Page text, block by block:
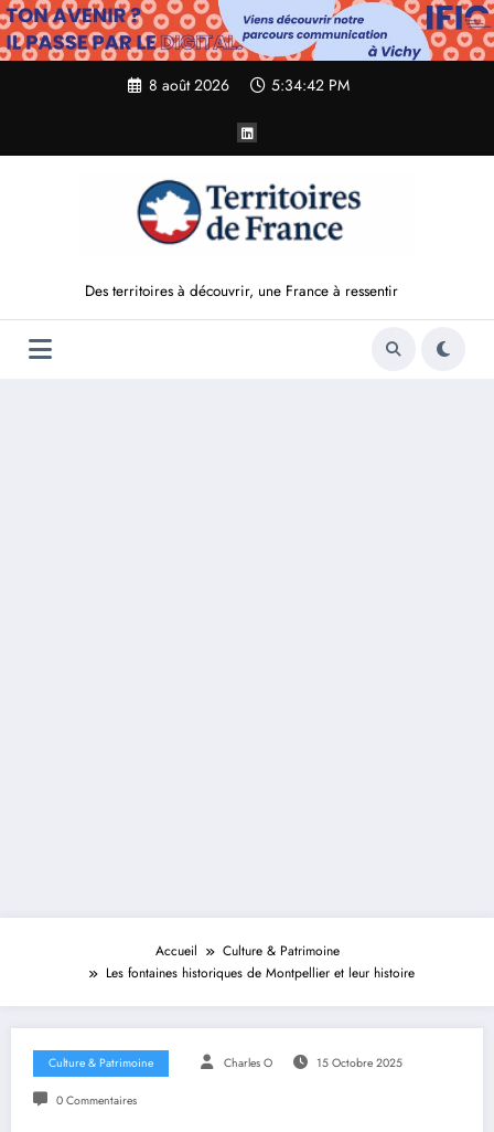
Aller
au
contenu
8 août 2026 5:34:43 PM
Des territoires à découvrir, une France à ressentir
Accueil
Culture & Patrimoine
Les fontaines historiques de Montpellier et leur histoire
Culture & Patrimoine Charles O 15 Octobre 2025
0 Commentaires